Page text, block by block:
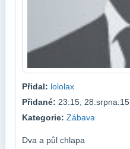
Přidal: lololax
Přidané: 23:15, 28.srpna.15
Kategorie: Zábava
Dva a půl chlapa